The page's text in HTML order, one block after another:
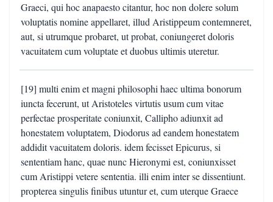
Graeci, qui hoc anapaesto citantur, hoc non dolere solum
voluptatis nomine appellaret, illud Aristippeum contemneret,
aut, si utrumque probaret, ut probat, coniungeret doloris
vacuitatem cum voluptate et duobus ultimis uteretur.
[19] multi enim et magni philosophi haec ultima bonorum
iuncta fecerunt, ut Aristoteles virtutis usum cum vitae
perfectae prosperitate coniunxit, Callipho adiunxit ad
honestatem voluptatem, Diodorus ad eandem honestatem
addidit vacuitatem doloris. idem fecisset Epicurus, si
sententiam hanc, quae nunc Hieronymi est, coniunxisset
cum Aristippi vetere sententia. illi enim inter se dissentiunt.
propterea singulis finibus utuntur et, cum uterque Graece